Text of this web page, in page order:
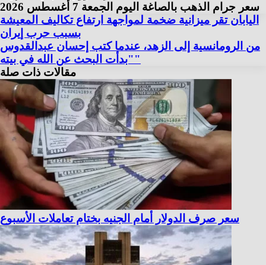
سعر جرام الذهب بالصاغة اليوم الجمعة 7 أغسطس 2026
اليابان تقر ميزانية ضخمة لمواجهة ارتفاع تكاليف المعيشة
بسبب حرب إيران
من الرومانسية إلى الزهد، عندما كتب إحسان عبدالقدوس
"بدأت البحث عن الله في بيته"
مقالات ذات صلة
سعر صرف الدولار أمام الجنيه بختام تعاملات الأسبوع